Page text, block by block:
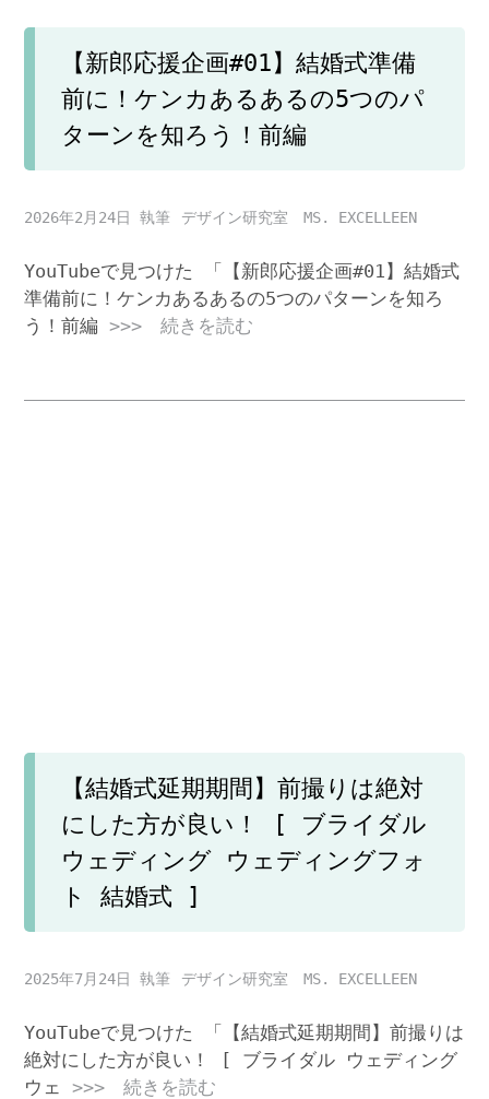
【新郎応援企画#01】結婚式準備
前に！ケンカあるあるの5つのパ
ターンを知ろう！前編
2026年2月24日 デザイン研究室 MS. EXCELLEEN
YouTubeで見つけた 「【新郎応援企画#01】結婚式
準備前に！ケンカあるあるの5つのパターンを知ろ
う！前編 >>> 続きを読む
【結婚式延期期間】前撮りは絶対
にした方が良い！ [ ブライダル
ウェディング ウェディングフォ
ト 結婚式 ]
2025年7月24日 デザイン研究室 MS. EXCELLEEN
YouTubeで見つけた 「【結婚式延期期間】前撮りは
絶対にした方が良い！ [ ブライダル ウェディング
ウェ >>> 続きを読む